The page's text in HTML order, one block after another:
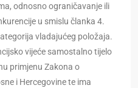
odnosno ograničavanje ili
u smislu članka 4.
vladajućeg položaja.
vijeće samostalno tijelo
primjenu Zakona o
i Hercegovine te ima